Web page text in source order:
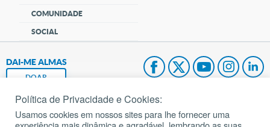
COMUNIDADE
SOCIAL
DAI-ME ALMAS
DOAR
Fundação João Paulo II
Política de Privacidade e Cookies:
Usamos cookies em nossos sites para lhe fornecer uma